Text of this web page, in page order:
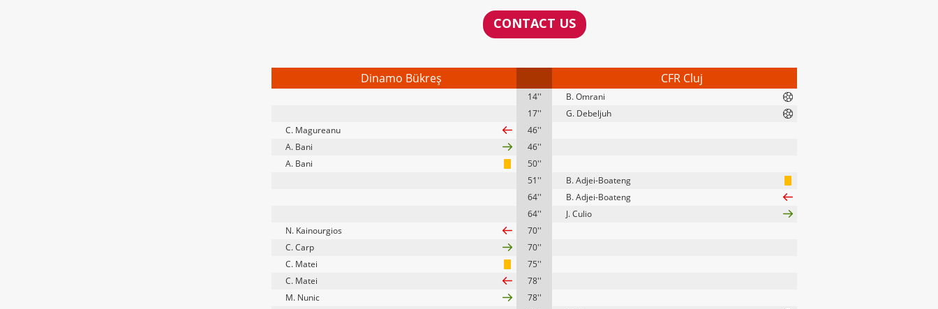
CONTACT US
Dinamo Bükreş CFR Cluj
14''
B. Omrani
17''
G. Debeljuh
C. Magureanu
46''
A. Bani
46''
A. Bani
50''
51''
B. Adjei-Boateng
64''
B. Adjei-Boateng
64''
J. Culio
N. Kainourgios
70''
C. Carp
70''
C. Matei
75''
C. Matei
78''
M. Nunic
78''